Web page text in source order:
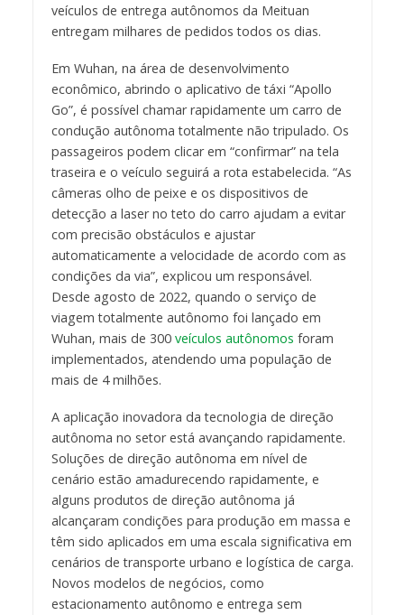
veículos de entrega autônomos da Meituan
entregam milhares de pedidos todos os dias.
Em Wuhan, na área de desenvolvimento
econômico, abrindo o aplicativo de táxi “Apollo
Go”, é possível chamar rapidamente um carro de
condução autônoma totalmente não tripulado. Os
passageiros podem clicar em “confirmar” na tela
traseira e o veículo seguirá a rota estabelecida. “As
câmeras olho de peixe e os dispositivos de
detecção a laser no teto do carro ajudam a evitar
com precisão obstáculos e ajustar
automaticamente a velocidade de acordo com as
condições da via”, explicou um responsável.
Desde agosto de 2022, quando o serviço de
viagem totalmente autônomo foi lançado em
Wuhan, mais de 300 veículos autônomos foram
implementados, atendendo uma população de
mais de 4 milhões.
A aplicação inovadora da tecnologia de direção
autônoma no setor está avançando rapidamente.
Soluções de direção autônoma em nível de
cenário estão amadurecendo rapidamente, e
alguns produtos de direção autônoma já
alcançaram condições para produção em massa e
têm sido aplicados em uma escala significativa em
cenários de transporte urbano e logística de carga.
Novos modelos de negócios, como
estacionamento autônomo e entrega sem